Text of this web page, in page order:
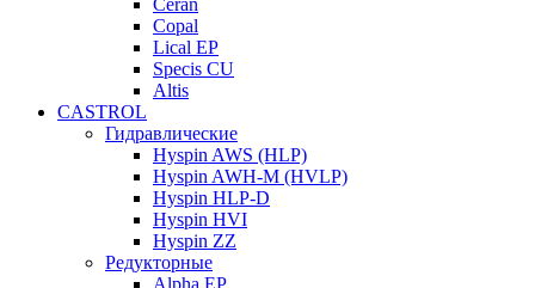
Ceran
Copal
Lical EP
Specis CU
Altis
CASTROL
Гидравлические
Hyspin AWS (HLP)
Hyspin AWH-M (HVLP)
Hyspin HLP-D
Hyspin HVI
Hyspin ZZ
Редукторные
Alpha EP